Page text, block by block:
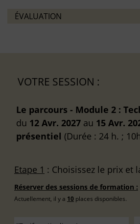
ÉVALUATION
VOTRE SESSION :
Le parcours - Module 2 :
du 12 Avr. 2027 au 15 Avr.
présentiel (Durée : 24 h. ;
Etape 1 : Choisissez le prix et
Réserver des sessions de formation :
Actuellement, il y a 10 places disponibles.